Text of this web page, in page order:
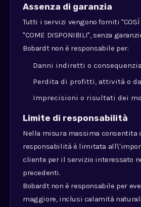
Assenza di garanzia
Tutti i servizi vengono forniti "COSÌ
"COME DISPONIBILI", senza
Bobardt non è responsabile per:
Danni indiretti o
Perdita di profitti, attività o
Imprecisioni o risultati dei
Limite di responsabilità
Nella misura massima consentita
responsabilità è limitata
cliente per il servizio interessato
precedenti.
Bobardt non è responsabile per
maggiore, inclusi calamità